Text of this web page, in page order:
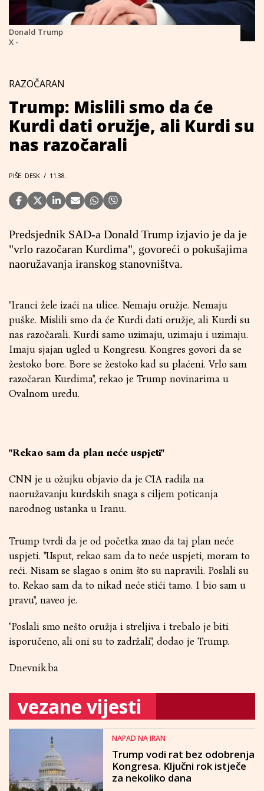
Donald Trump
X -
RAZOČARAN
Trump: Mislili smo da će
Kurdi dati oružje, ali Kurdi su
nas razočarali
PIŠE: DESK / 11.38.
Predsjednik SAD-a Donald Trump izjavio je da je
"vrlo razočaran Kurdima", govoreći o pokušajima
naoružavanja iranskog stanovništva.
"Iranci žele izaći na ulice. Nemaju oružje. Nemaju
puške. Mislili smo da će Kurdi dati oružje, ali Kurdi su
nas razočarali. Kurdi samo uzimaju, uzimaju i uzimaju.
Imaju sjajan ugled u Kongresu. Kongres govori da se
žestoko bore. Bore se žestoko kad su plaćeni. Vrlo sam
razočaran Kurdima", rekao je Trump novinarima u
Ovalnom uredu.
"Rekao sam da plan neće uspjeti"
CNN je u ožujku objavio da je CIA radila na
naoružavanju kurdskih snaga s ciljem poticanja
narodnog ustanka u Iranu.
Trump tvrdi da je od početka znao da taj plan neće
uspjeti. "Usput, rekao sam da to neće uspjeti, moram to
reći. Nisam se slagao s onim što su napravili. Poslali su
to. Rekao sam da to nikad neće stići tamo. I bio sam u
pravu", naveo je.
"Poslali smo nešto oružja i streljiva i trebalo je biti
isporučeno, ali oni su to zadržali", dodao je Trump.
Dnevnik.ba
vezane vijesti
NAPAD NA IRAN
Trump vodi rat bez odobrenja
Kongresa. Ključni rok istječe
za nekoliko dana